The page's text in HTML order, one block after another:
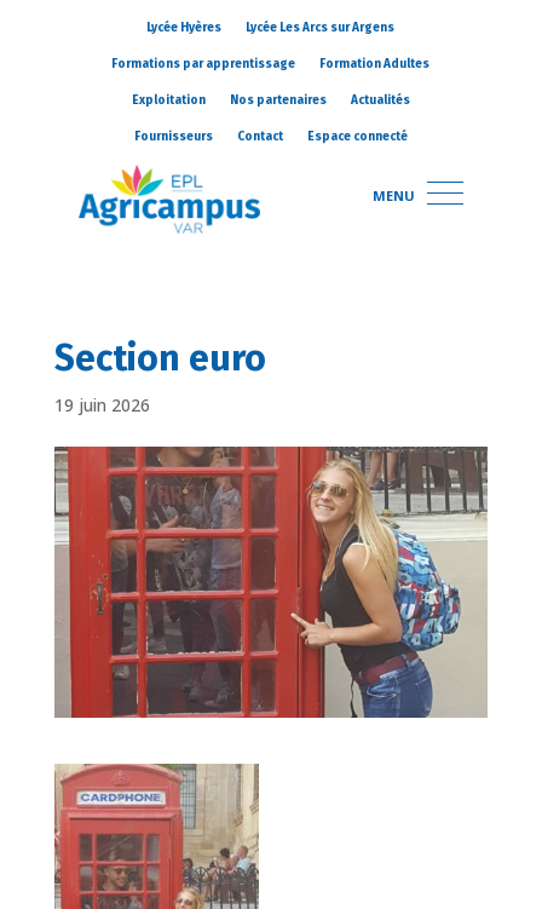
Lycée Hyères Lycée Les Arcs sur Argens
Formations par apprentissage Formation Adultes
Exploitation Nos partenaires Actualités
Fournisseurs Contact Espace connecté
MENU
Section euro
19 juin 2026